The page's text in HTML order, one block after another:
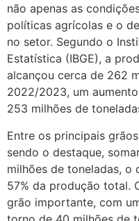
não apenas as
políticas agrícolas e o
no setor. Segundo o
Estatística (IBGE), a
alcançou cerca de 262
2022/2023, um
253 milhões de
Entre os principais
sendo o destaque,
milhões de toneladas, o
57% da produção total.
grão importante, com